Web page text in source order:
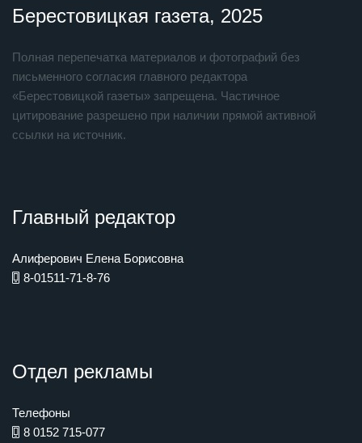
Берестовицкая газета, 2025
Полная перепечатка материалов и фотографий без
письменного согласия главного редактора
«Берестовицкой газеты» запрещена. Частичное
цитирование разрешено при наличии прямой активной
ссылки на источник.
Главный редактор
Алиферович Елена Борисовна
8-01511-71-8-76
Отдел рекламы
Телефоны
8 0152 715-077